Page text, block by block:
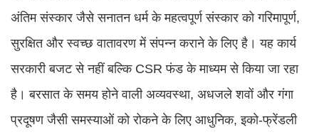
अंतिम संस्कार जैसे सनातन धर्म के महत्वपूर्ण संस्कार को गरिमापूर्ण,
सुरक्षित और स्वच्छ वातावरण में संपन्न कराने के लिए है। यह कार्य
सरकारी बजट से नहीं बल्कि CSR फंड के माध्यम से किया जा रहा
है। बरसात के समय होने वाली अव्यवस्था, अधजले शवों और गंगा
प्रदूषण जैसी समस्याओं को रोकने के लिए आधुनिक, इको-फ्रेंडली